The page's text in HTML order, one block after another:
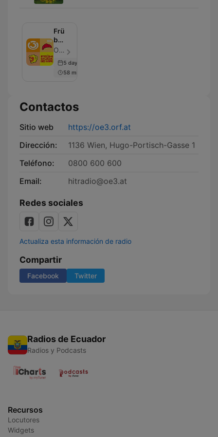
Frühstück
bei
mirORF Hitradio Ö3 - Episodio 6
5 days ago
58 min
Contactos
Sitio web
https://oe3.orf.at
Dirección:
1136 Wien, Hugo-Portisch-Gasse 1
Teléfono:
0800 600 600
Email:
hitradio@oe3.at
Redes sociales
Actualiza esta información de radio
Compartir
Facebook Twitter
Radios de Ecuador
Radios y Podcasts
Recursos
Locutores
Widgets